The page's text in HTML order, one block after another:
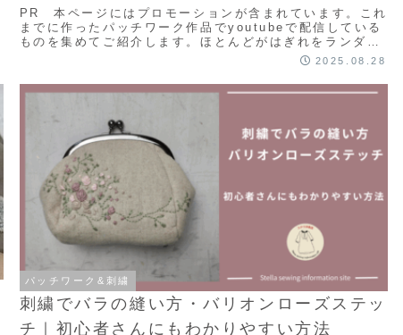
PR 本ページにはプロモーションが含まれています。これ
までに作ったパッチワーク作品でyoutubeで配信している
ものを集めてご紹介します。ほとんどがはぎれをランダム
2025.08.28
パッチワーク&刺繍
刺繍でバラの縫い方・バリオンローズステッ
チ｜初心者さんにもわかりやすい方法